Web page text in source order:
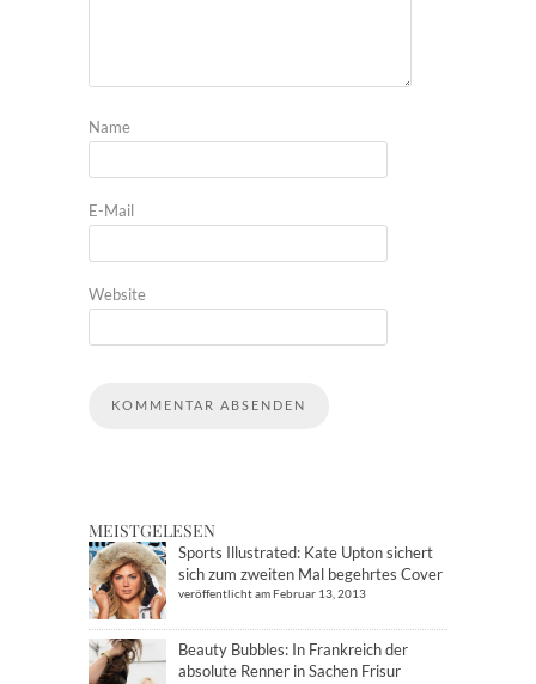
Name
E-Mail
Website
MEISTGELESEN
Sports Illustrated: Kate Upton sichert
sich zum zweiten Mal begehrtes Cover
veröffentlicht am Februar 13, 2013
Beauty Bubbles: In Frankreich der
absolute Renner in Sachen Frisur